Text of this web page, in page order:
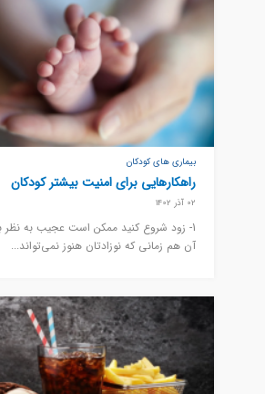
بیماری های کودکان
راهکارهایی برای امنیت بیشتر کودکان
02 آذر 1402
1- زود شروع کنید ممکن است عجیب به نظر
آن هم زمانی که نوزادتان هنوز نمی‌تواند...